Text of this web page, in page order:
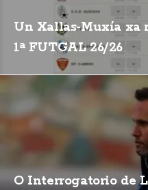
Un Xallas-Muxía xa
1ª FUTGAL 26/26
O Interrogatorio de